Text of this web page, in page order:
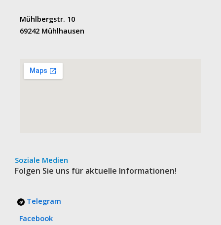
Mühlbergstr. 10
69242 Mühlhausen
Soziale Medien
Folgen Sie uns für aktuelle Informationen!
Telegram
Facebook